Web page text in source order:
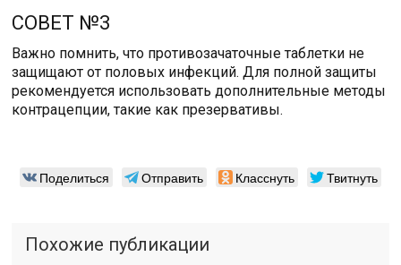
СОВЕТ №3
Важно помнить, что противозачаточные таблетки не
защищают от половых инфекций. Для полной защиты
рекомендуется использовать дополнительные методы
контрацепции, такие как презервативы.
Поделиться Отправить Класснуть Твитнуть
Похожие публикации